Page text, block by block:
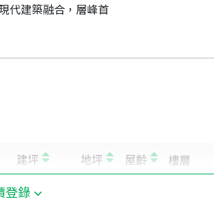
代建築融合，層峰首
登錄